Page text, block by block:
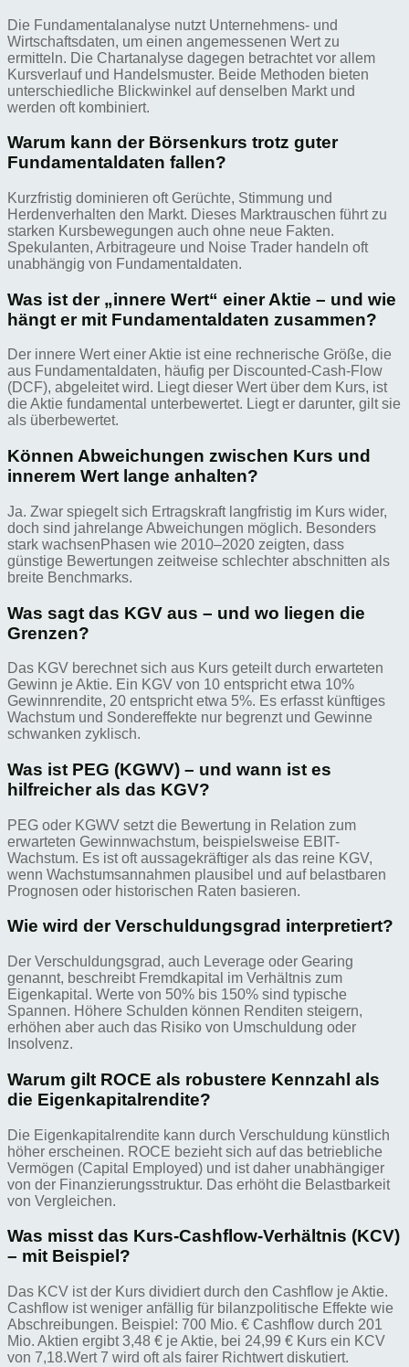
Die Fundamentalanalyse nutzt Unternehmens- und
Wirtschaftsdaten, um einen angemessenen Wert zu
ermitteln. Die Chartanalyse dagegen betrachtet vor allem
Kursverlauf und Handelsmuster. Beide Methoden bieten
unterschiedliche Blickwinkel auf denselben Markt und
werden oft kombiniert.
Warum kann der Börsenkurs trotz guter
Fundamentaldaten fallen?
Kurzfristig dominieren oft Gerüchte, Stimmung und
Herdenverhalten den Markt. Dieses Marktrauschen führt zu
starken Kursbewegungen auch ohne neue Fakten.
Spekulanten, Arbitrageure und Noise Trader handeln oft
unabhängig von Fundamentaldaten.
Was ist der „innere Wert“ einer Aktie – und wie
hängt er mit Fundamentaldaten zusammen?
Der innere Wert einer Aktie ist eine rechnerische Größe, die
aus Fundamentaldaten, häufig per Discounted-Cash-Flow
(DCF), abgeleitet wird. Liegt dieser Wert über dem Kurs, ist
die Aktie fundamental unterbewertet. Liegt er darunter, gilt sie
als überbewertet.
Können Abweichungen zwischen Kurs und
innerem Wert lange anhalten?
Ja. Zwar spiegelt sich Ertragskraft langfristig im Kurs wider,
doch sind jahrelange Abweichungen möglich. Besonders
stark wachsenPhasen wie 2010–2020 zeigten, dass
günstige Bewertungen zeitweise schlechter abschnitten als
breite Benchmarks.
Was sagt das KGV aus – und wo liegen die
Grenzen?
Das KGV berechnet sich aus Kurs geteilt durch erwarteten
Gewinn je Aktie. Ein KGV von 10 entspricht etwa 10%
Gewinnrendite, 20 entspricht etwa 5%. Es erfasst künftiges
Wachstum und Sondereffekte nur begrenzt und Gewinne
schwanken zyklisch.
Was ist PEG (KGWV) – und wann ist es
hilfreicher als das KGV?
PEG oder KGWV setzt die Bewertung in Relation zum
erwarteten Gewinnwachstum, beispielsweise EBIT-
Wachstum. Es ist oft aussagekräftiger als das reine KGV,
wenn Wachstumsannahmen plausibel und auf belastbaren
Prognosen oder historischen Raten basieren.
Wie wird der Verschuldungsgrad interpretiert?
Der Verschuldungsgrad, auch Leverage oder Gearing
genannt, beschreibt Fremdkapital im Verhältnis zum
Eigenkapital. Werte von 50% bis 150% sind typische
Spannen. Höhere Schulden können Renditen steigern,
erhöhen aber auch das Risiko von Umschuldung oder
Insolvenz.
Warum gilt ROCE als robustere Kennzahl als
die Eigenkapitalrendite?
Die Eigenkapitalrendite kann durch Verschuldung künstlich
höher erscheinen. ROCE bezieht sich auf das betriebliche
Vermögen (Capital Employed) und ist daher unabhängiger
von der Finanzierungsstruktur. Das erhöht die Belastbarkeit
von Vergleichen.
Was misst das Kurs-Cashflow-Verhältnis (KCV)
– mit Beispiel?
Das KCV ist der Kurs dividiert durch den Cashflow je Aktie.
Cashflow ist weniger anfällig für bilanzpolitische Effekte wie
Abschreibungen. Beispiel: 700 Mio. € Cashflow durch 201
Mio. Aktien ergibt 3,48 € je Aktie, bei 24,99 € Kurs ein KCV
von 7,18.Wert 7 wird oft als fairer Richtwert diskutiert.